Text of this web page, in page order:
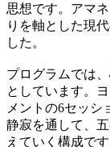
思想です。アマ
りを軸とした現
した。
プログラムでは
としています。
メントの6セッシ
静寂を通して、
えていく構成です